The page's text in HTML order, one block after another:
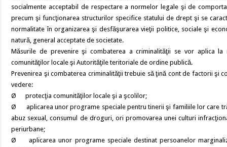
socialmente acceptabil de respectare a normelor legale şi de
precum şi funcţionarea structurilor specifice statului de drept şi se
normalitate în organizarea şi desfăşurarea vieţii politice, sociale şi
natură, general acceptate de societate.
Măsurile de prevenire şi combaterea a criminalităţii se vor aplica
comunităţilor locale şi Autorităţile teritoriale de ordine publică.
Prevenirea şi combaterea criminalităţii trebuie să ţină cont de factorii şi
vedere:
Ø protecţia comunităţilor locale şi a şcolilor;
Ø aplicarea unor programe speciale pentru tinerii şi familiile lor care
abuz sexual, consumul de droguri, ori promovarea unei culturi
periurbane;
Ø aplicarea unor programe speciale destinat persoanelor